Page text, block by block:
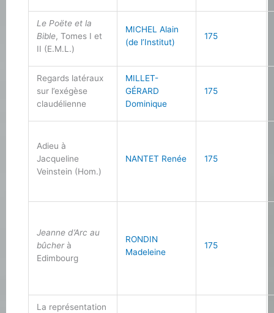
Le Poëte et la
Bible, Tomes I et
II (E.M.L.)
MICHEL Alain
(de l’Institut)
175
Regards latéraux
sur l’exégèse
claudélienne
MILLET-
GÉRARD
Dominique
175
Adieu à
Jacqueline
Veinstein (Hom.)
NANTET Renée 175
Jeanne d’Arc au
bûcherà
Edimbourg
RONDIN
Madeleine
175
La représentation